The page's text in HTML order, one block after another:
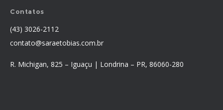
Contatos
(43) 3026-2112
contato@saraetobias.com.br
R. Michigan, 825 – Iguaçu | Londrina – PR, 86060-280